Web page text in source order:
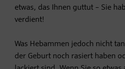
etwas, das Ihnen guttut – Sie
verdient!
Was Hebammen jedoch nicht
der Geburt noch rasiert haben